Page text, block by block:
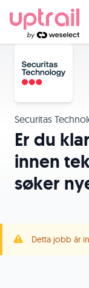
Securitas
Er du
innen
søker
Detta jobb är